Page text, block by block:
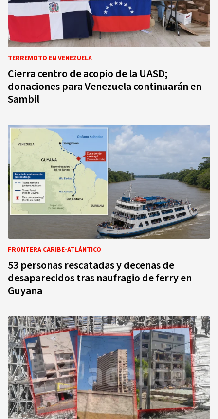
TERREMOTO EN VENEZUELA
Cierra centro de acopio de la UASD;
donaciones para Venezuela continuarán en
Sambil
FRONTERA CARIBE-ATLÁNTICO
53 personas rescatadas y decenas de
desaparecidos tras naufragio de ferry en
Guyana